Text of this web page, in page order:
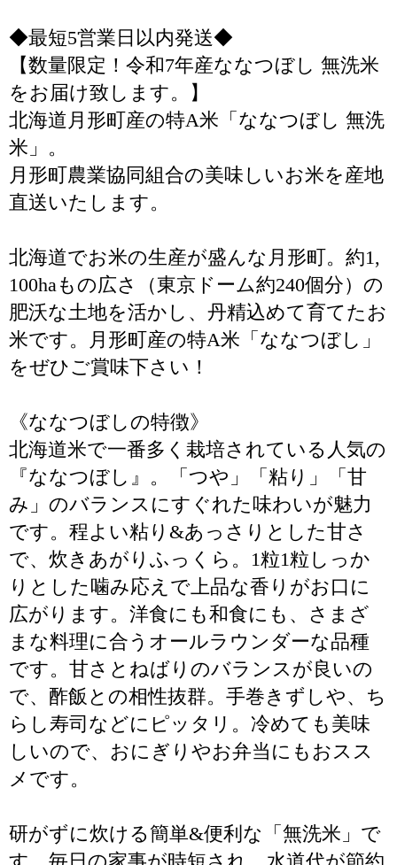
◆最短5営業日以内発送◆
【数量限定！令和7年産ななつぼし 無洗米
をお届け致します。】
北海道月形町産の特A米「ななつぼし 無洗
米」。
月形町農業協同組合の美味しいお米を産地
直送いたします。
北海道でお米の生産が盛んな月形町。約1,
100haもの広さ（東京ドーム約240個分）の
肥沃な土地を活かし、丹精込めて育てたお
米です。月形町産の特A米「ななつぼし」
をぜひご賞味下さい！
《ななつぼしの特徴》
北海道米で一番多く栽培されている人気の
『ななつぼし』。「つや」「粘り」「甘
み」のバランスにすぐれた味わいが魅力
です。程よい粘り&あっさりとした甘さ
で、炊きあがりふっくら。1粒1粒しっか
りとした噛み応えで上品な香りがお口に
広がります。洋食にも和食にも、さまざ
まな料理に合うオールラウンダーな品種
です。甘さとねばりのバランスが良いの
で、酢飯との相性抜群。手巻きずしや、ち
らし寿司などにピッタリ。冷めても美味
しいので、おにぎりやお弁当にもおスス
メです。
研がずに炊ける簡単&便利な「無洗米」で